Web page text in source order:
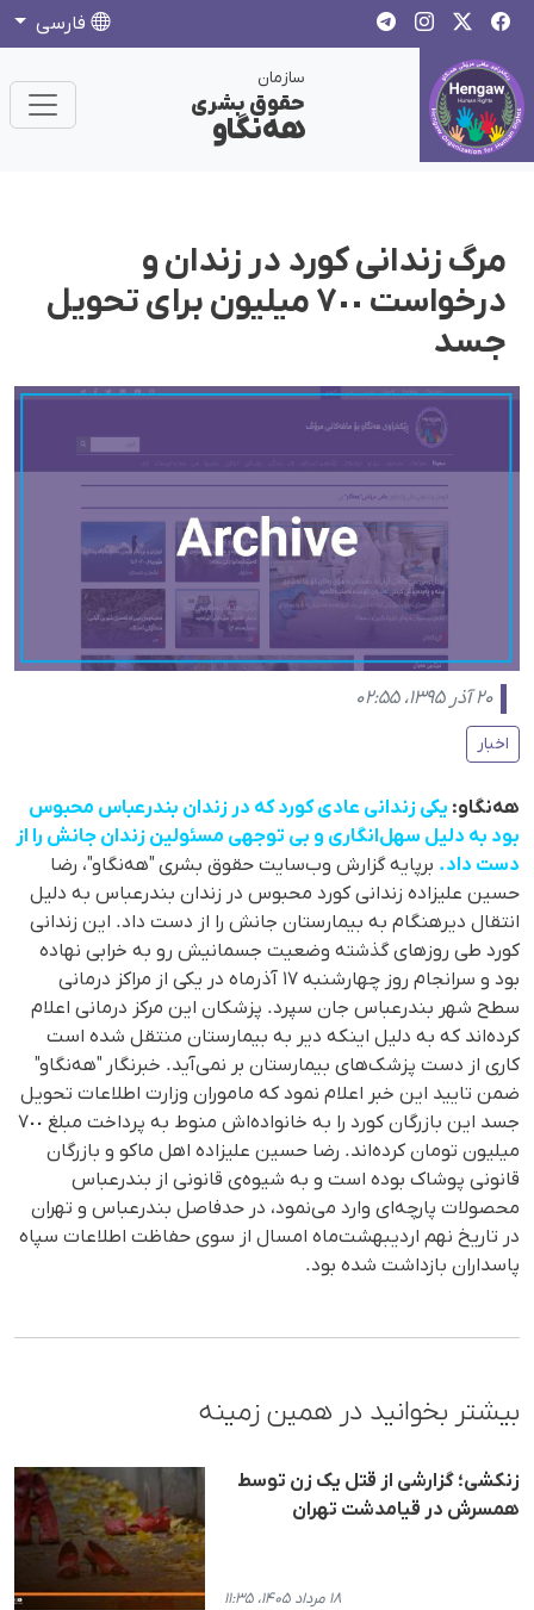
فارسی
سازمان
حقوق بشری
هەنگاو
مرگ زندانی کورد در زندان و
درخواست ٧٠٠ میلیون برای تحویل
جسد
۲۰ آذر ۱۳۹۵، ۰۲:۵۵
اخبار
هەنگاو: یکی زندانی عادی کورد کە در زندان بندرعباس محبوس
بود بە دلیل سهل‌انگاری و بی توجهی مسئولین زندان جانش را از
دست داد. برپایە گزارش وب‌سایت حقوق بشری "هەنگاو"، رضا
حسین علیزادە زندانی کورد محبوس در زندان بندرعباس بە دلیل
انتقال دیرهنگام بە بیمارستان جانش را از دست داد. این زندانی
کورد طی روزهای گذشتە وضعیت جسمانیش رو بە خرابی نهادە
بود و سرانجام روز چهارشنبە ١٧ آذرماه در یکی از مراکز درمانی
سطح شهر بندرعباس جان سپرد. پزشکان این مرکز درمانی اعلام
کردەاند کە بە دلیل اینکە دیر بە بیمارستان منتقل شدە است
کاری از دست پزشک‌های بیمارستان بر نمی‌آید. خبرنگار "هەنگاو"
ضمن تایید این خبر اعلام نمود کە ماموران وزارت اطلاعات تحویل
جسد این بازرگان کورد را بە خانوادەاش منوط بە پرداخت مبلغ ٧٠٠
میلیون تومان کردەاند. رضا حسین علیزادە اهل ماکو و بازرگان
قانونی پوشاک بودە است و به شیوەی قانونی از بندرعباس
محصولات پارچەای وارد می‌نمود، در حدفاصل بندرعباس و تهران
در تاریخ نهم اردیبهشت‌ماه امسال از سوی حفاظت اطلاعات سپاه
پاسداران بازداشت شدە بود.
بیشتر بخوانید در همین زمینه
زنکشی؛ گزارشی از قتل یک زن توسط
همسرش در قیامدشت تهران
۱۸ مرداد ۱۴۰۵، ۱۱:۳۵